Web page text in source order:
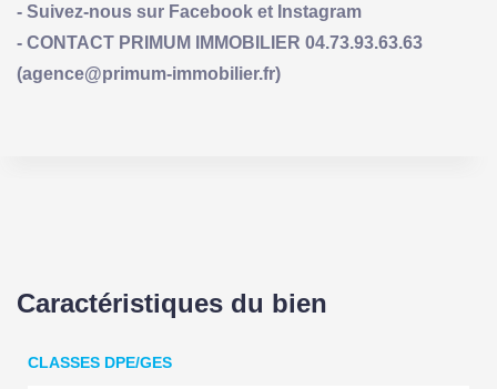
- Suivez-nous sur Facebook et Instagram
- CONTACT PRIMUM IMMOBILIER 04.73.93.63.63
(agence@primum-immobilier.fr)
Caractéristiques du bien
CLASSES DPE/GES